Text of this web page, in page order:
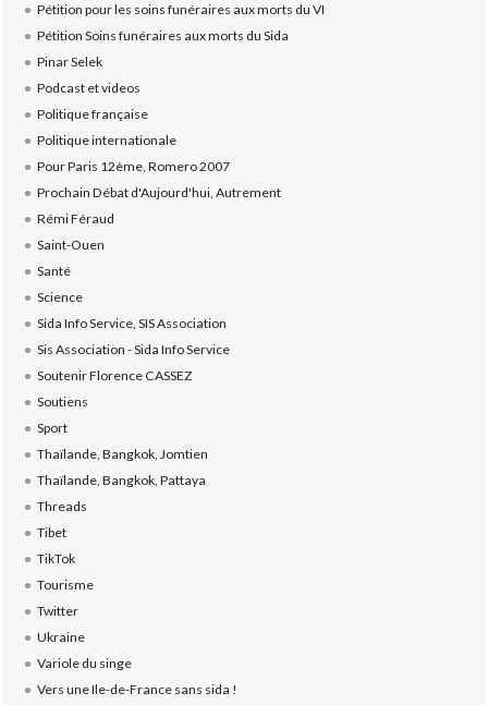
Pétition pour les soins funéraires aux morts du VI
Pétition Soins funéraires aux morts du Sida
Pinar Selek
Podcast et videos
Politique française
Politique internationale
Pour Paris 12ème, Romero 2007
Prochain Débat d'Aujourd'hui, Autrement
Rémi Féraud
Saint-Ouen
Santé
Science
Sida Info Service, SIS Association
Sis Association - Sida Info Service
Soutenir Florence CASSEZ
Soutiens
Sport
Thaïlande, Bangkok, Jomtien
Thaïlande, Bangkok, Pattaya
Threads
Tibet
TikTok
Tourisme
Twitter
Ukraine
Variole du singe
Vers une Ile-de-France sans sida !